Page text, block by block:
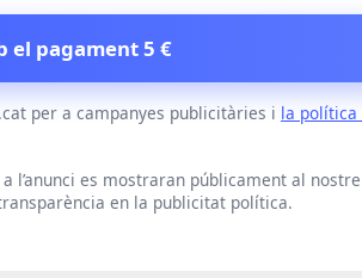
el pagament 5 €
per a campanyes publicitàries i la política
l’anunci es mostraran públicament al
en la publicitat política.